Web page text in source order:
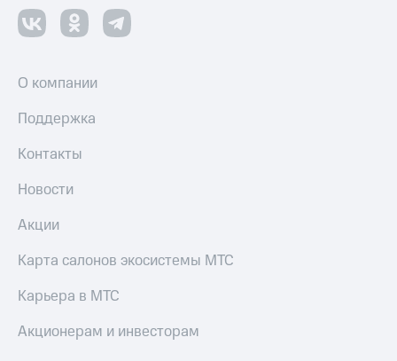
О компании
Поддержка
Контакты
Новости
Акции
Карта салонов экосистемы МТС
Карьера в МТС
Акционерам и инвесторам